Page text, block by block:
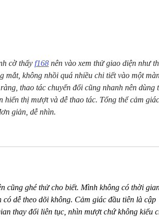
cờ thấy f168 nên vào xem thử giao diện như
không nhồi quá nhiều chi tiết vào một
thao tác chuyển đổi cũng nhanh nên dùng
thị mượt và dễ thao tác. Tổng thể cảm giác
giản, dễ nhìn.
cũng ghé thử cho biết. Mình không có thời
dễ theo dõi không. Cảm giác đầu tiên là cập
thay đổi liên tục, nhìn mượt chứ không kiểu